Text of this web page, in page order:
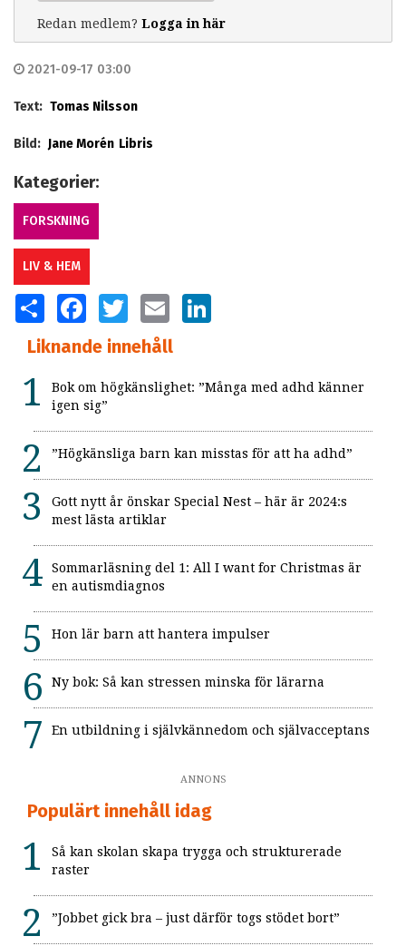
Redan medlem? Logga in här
2021-09-17 03:00
Text: Tomas Nilsson
Bild: Jane Morén Libris
Kategorier:
FORSKNING
LIV & HEM
SHARE FACEBOOKTWITTER EMAIL
Liknande innehåll
Bok om högkänslighet: ”Många med adhd känner
igen sig”
”Högkänsliga barn kan misstas för att ha adhd”
Gott nytt år önskar Special Nest – här är 2024:s
mest lästa artiklar
Sommarläsning del 1: All I want for Christmas är
en autismdiagnos
Hon lär barn att hantera impulser
Ny bok: Så kan stressen minska för lärarna
En utbildning i självkännedom och självacceptans
ANNONS
Populärt innehåll idag
Så kan skolan skapa trygga och strukturerade
raster
”Jobbet gick bra – just därför togs stödet bort”